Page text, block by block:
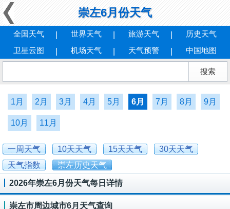
崇左6月份天气
全国天气 世界天气 旅游天气
历史天气
卫星云图
机场天气 天气预警 中国地图
1月 2月 3月 4月 5月 6月 7月 8月 9月
10月 11月
一周天气 10天天气 15天天气
30天天气
天气指数
崇左历史天气
2026年崇左6月份天气每日详情
崇左市周边城市6月天气查询